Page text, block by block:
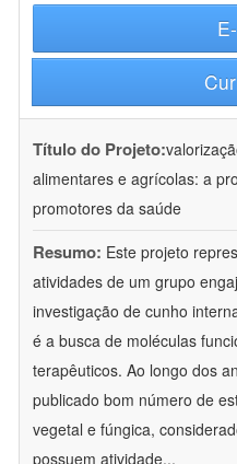
Título do Projeto:
alimentares e agrícolas: a
promotores da saúde
Resumo: Este projeto
atividades de um grupo
investigação de cunho
é a busca de moléculas
terapêuticos. Ao longo dos
publicado bom número de
vegetal e fúngica,
possuem atividade...